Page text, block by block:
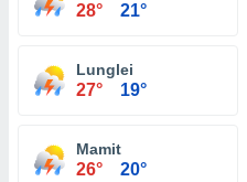
28° 21°
Lunglei
27° 19°
Mamit
26° 20°